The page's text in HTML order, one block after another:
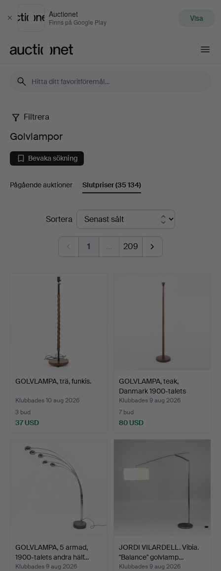
Stäng
Auctionet
Finns på Google Play Visa
Golvlampor
Filtrera
Golvlampor
Bevaka sökning
Pågående auktioner Slutpriser(35 134)
SlutpriserSortera
1 … 209
GOLVLAMPA, trä, funkis.
Klubbades 10 aug 2026
3 bud
37 USD
GOLVLAMPA, teak,
Danmark 1900-talets
andra…
Klubbades 9 aug 2026
7 bud
80 USD
GOLVLAMPA, 5 armad,
1900-talets andra hälf…
Klubbades 9 aug 2026
JORDI VILARDELL. Vibia.
"Balance" golvlamp…
Klubbades 9 aug 2026